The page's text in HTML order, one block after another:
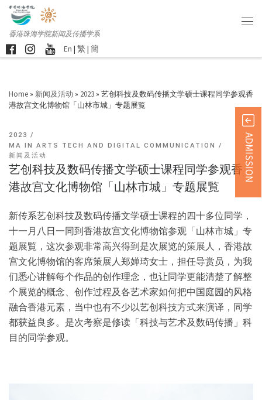
香港珠海学院新闻及传播学系
En | 繁 | 簡
Home » 新闻及活动 » 2023 » 艺创科技及数码传播文学硕士课程同学参观香
港故宫文化博物馆「山林市城」专题展覧
2023
MA IN ARTS TECH AND DIGITAL COMMUNICATION
新闻及活动
艺创科技及数码传播文学硕士课程同学参观香
港故宫文化博物馆「山林市城」专题展覧
新传系艺创科技及数码传播文学硕士课程的四十多位同学，
十一月八日一同到香港故宫文化博物馆参观「山林市城」专
题展覧，这次参观非常高兴得到是次展览的策展人，香港故
宫文化博物馆的客席策展人郑婵琦女士，担任导赏员，为我
们悉心讲解每个作品的创作理念，也让同学更能清楚了解整
个展览的概念、创作过程及各艺术家如何把中国庭园的风格
融合香港元素，当中也有不少以艺创科技方式来演译，同学
都获益良多。是次考察是修读「科技与艺术及数码传播」科
目的同学参观。
ADMISSION